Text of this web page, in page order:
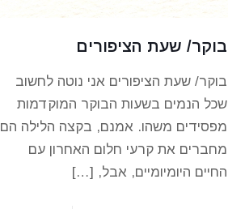
בוקר/ שעת הציפורים
בוקר/ שעת הציפורים אני נוטה לחשוב
שכל הנמים בשעות הבוקר המוקדמות
מפסידים משהו. אמנם, בקצה הלילה הם
מחברים את קרעי חלום האחרון עם
החיים היומיומיים, אבל, […]